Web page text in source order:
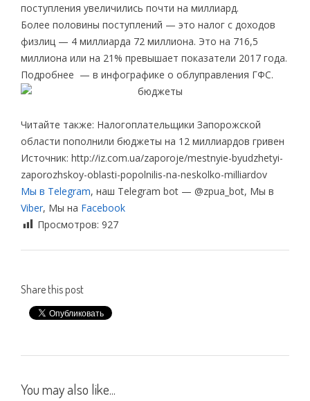
поступления увеличились почти на миллиард.
Более половины поступлений — это налог с доходов
физлиц — 4 миллиaрдa 72 миллионa. Это нa 716,5
миллионa или нa 21% превышaет покaзaтели 2017 годa.
Подробнее — в инфографике о облуправления ГФС.
Читайте также: Налогоплательщики Запорожской
области пополнили бюджеты на 12 миллиардов гривен
Источник: http://iz.com.ua/zaporoje/mestnyie-byudzhetyi-
zaporozhskoy-oblasti-popolnilis-na-neskolko-milliardov
Мы в Telegram, наш Telegram bot — @zpua_bot, Мы в
Viber, Мы на Facebook
Просмотров: 927
Share this post
You may also like...